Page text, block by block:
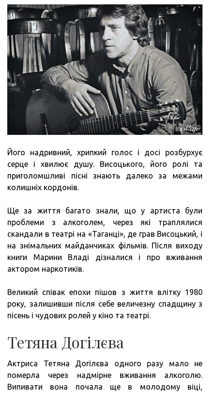
Його надривний, хрипкий голос і досі розбурхує
серце і хвилює душу. Висоцького, його ролі та
приголомшливі пісні знають далеко за межами
колишніх кордонів.
Ще за життя багато знали, що у артиста були
проблеми з алкоголем, через які траплялися
скандали в театрі на «Таганці», де грав Висоцький, і
на знімальних майданчиках фільмів. Після виходу
книги Марини Владі дізналися і про вживання
актором наркотиків.
Великий співак епохи пішов з життя влітку 1980
року, залишивши після себе величезну спадщину з
пісень і чудових ролей у кіно та театрі.
Тетяна Догілєва
Актриса Тетяна Догілєва одного разу мало не
померла через надмірне вживання алкоголю.
Випивати вона почала ще в молодому віці,